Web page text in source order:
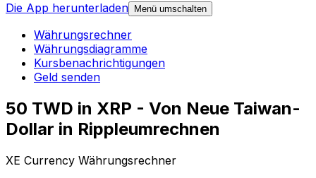
Die App herunterladen
Menü umschalten
Währungsrechner
Währungsdiagramme
Kursbenachrichtigungen
Geld senden
50 TWD in XRP - Von Neue Taiwan-
Dollar in Rippleumrechnen
XE Currency Währungsrechner